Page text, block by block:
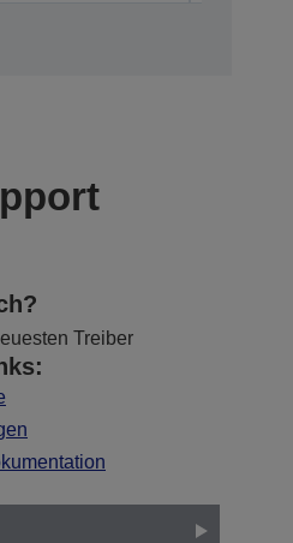
Treiber